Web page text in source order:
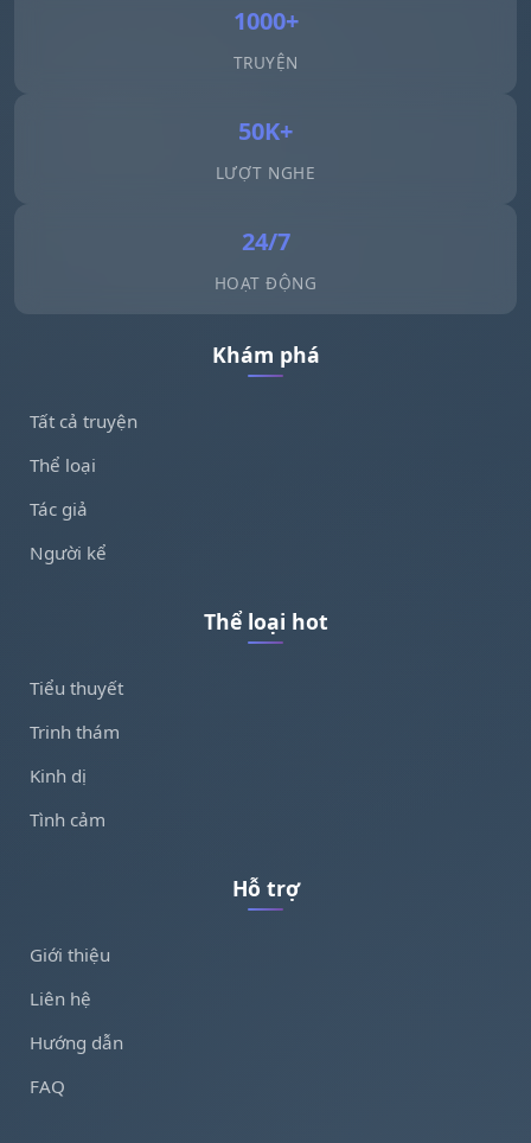
1000+
TRUYỆN
50K+
LƯỢT NGHE
24/7
HOẠT ĐỘNG
Khám phá
Tất cả truyện
Thể loại
Tác giả
Người kể
Thể loại hot
Tiểu thuyết
Trinh thám
Kinh dị
Tình cảm
Hỗ trợ
Giới thiệu
Liên hệ
Hướng dẫn
FAQ